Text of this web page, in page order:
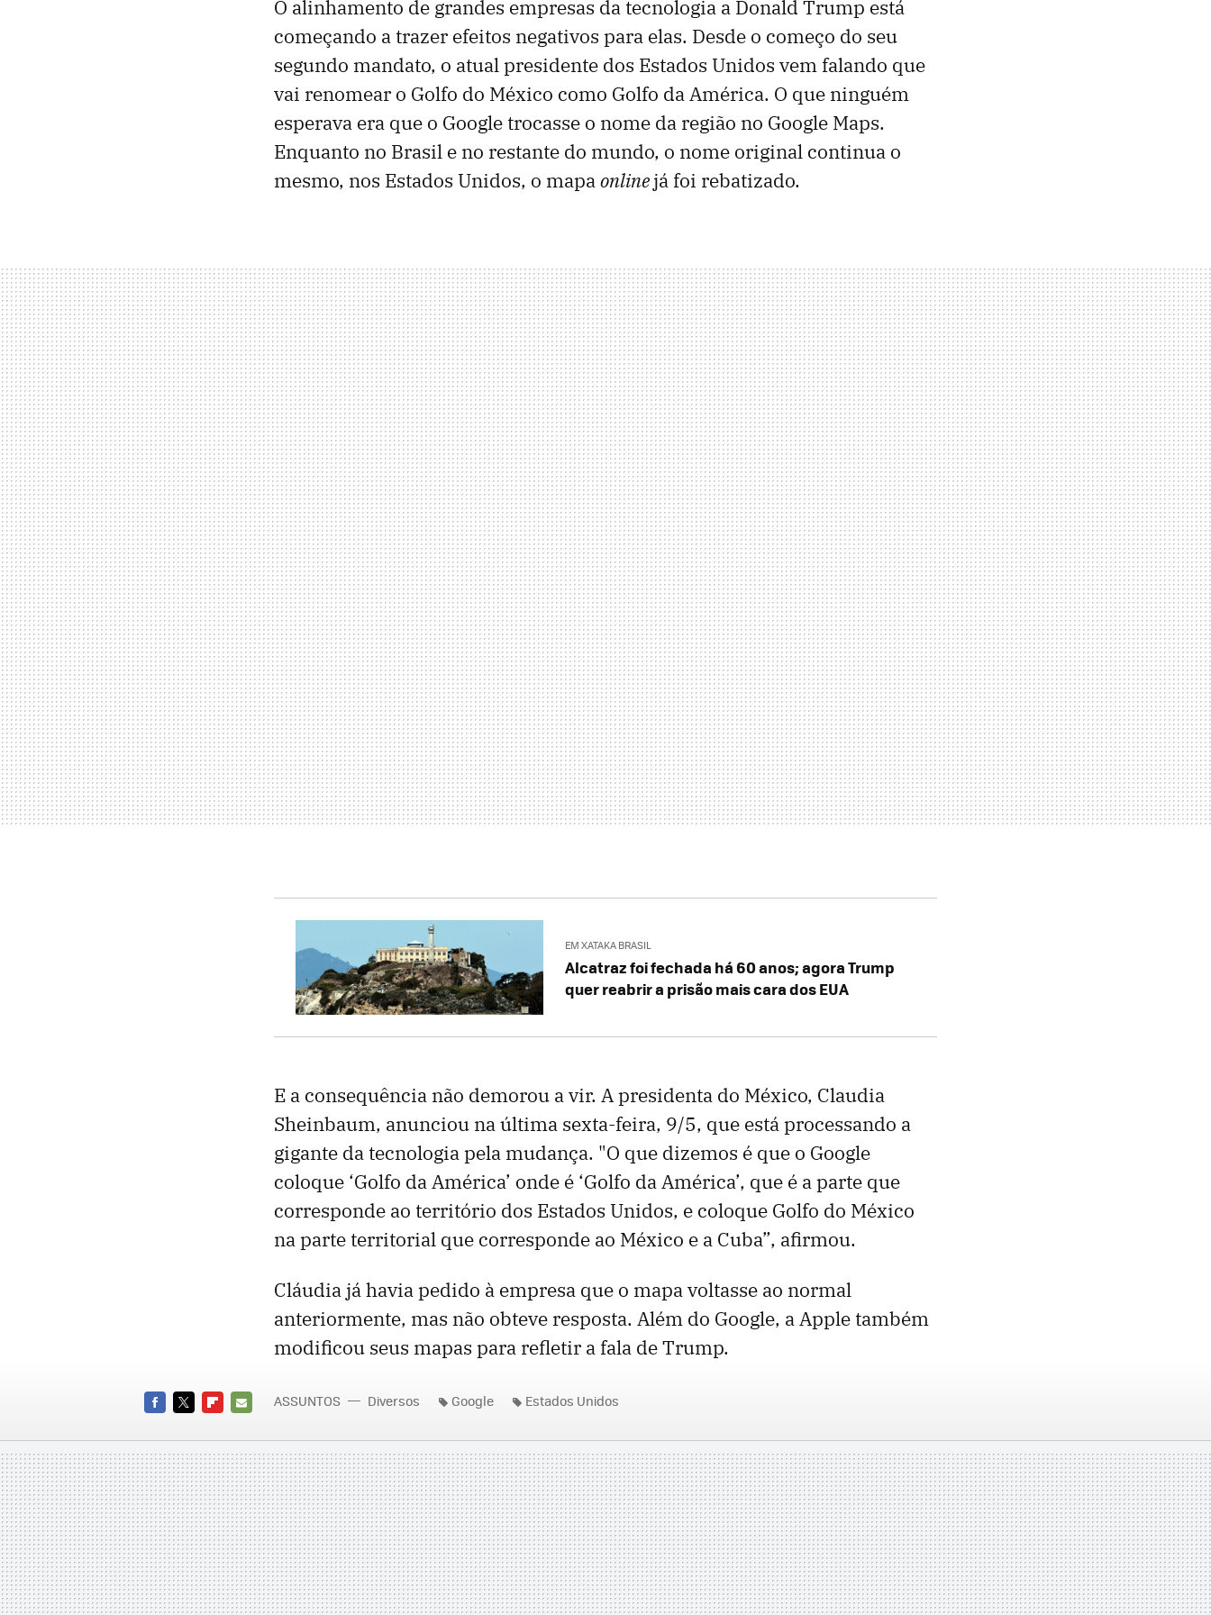
O alinhamento de grandes empresas da tecnologia a Donald Trump está
começando a trazer efeitos negativos para elas. Desde o começo do seu
segundo mandato, o atual presidente dos Estados Unidos vem falando que
vai renomear o Golfo do México como Golfo da América. O que ninguém
esperava era que o Google trocasse o nome da região no Google Maps.
Enquanto no Brasil e no restante do mundo, o nome original continua o
mesmo, nos Estados Unidos, o mapaonlinejá foi rebatizado.
EM XATAKA BRASIL
Alcatraz foi fechada há 60 anos; agora Trump
quer reabrir a prisão mais cara dos EUA
E a consequência não demorou a vir. A presidenta do México, Claudia
Sheinbaum, anunciou na última sexta-feira, 9/5, que está processando a
gigante da tecnologia pela mudança. "O que dizemos é que o Google
coloque ‘Golfo da América’ onde é ‘Golfo da América’, que é a parte que
corresponde ao território dos Estados Unidos, e coloque Golfo do México
na parte territorial que corresponde ao México e a Cuba”, afirmou.
Cláudia já havia pedido à empresa que o mapa voltasse ao normal
anteriormente, mas não obteve resposta. Além do Google, a Apple também
modificou seus mapas para refletir a fala de Trump.
MAIL
ASSUNTOS Diversos Google Estados Unidos